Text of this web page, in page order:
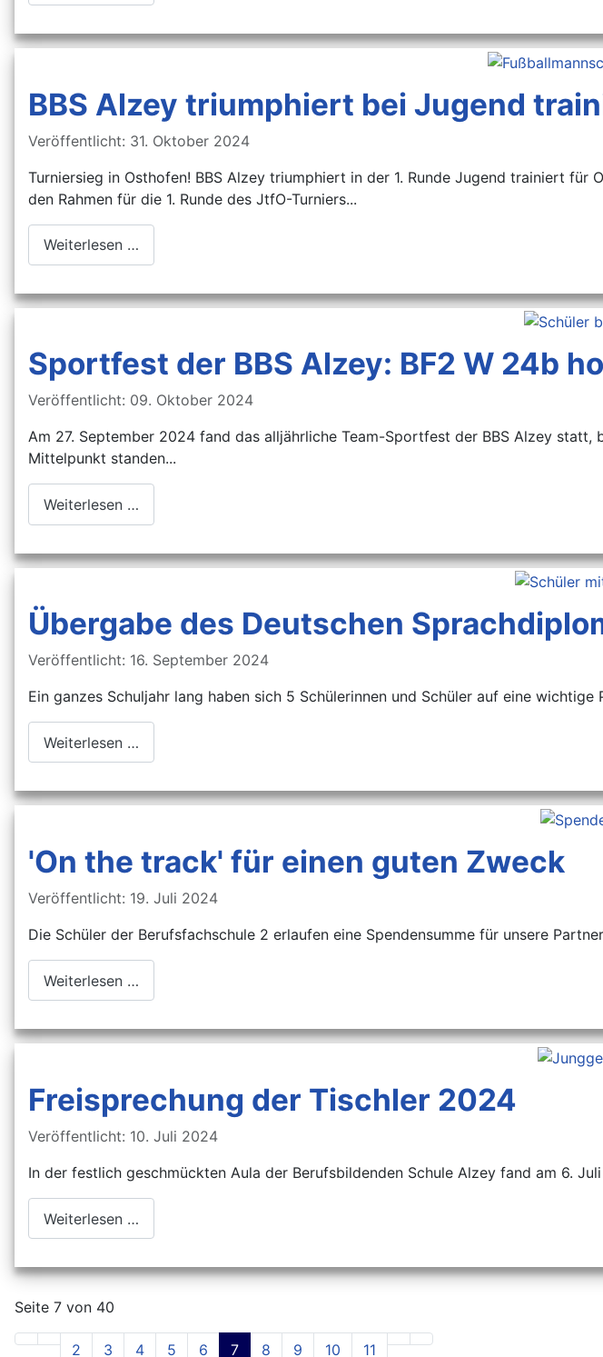
BBS Alzey triumphiert bei Jugend
Details
Veröffentlicht: 31. Oktober 2024
Turniersieg in Osthofen! BBS Alzey triumphiert in der 1. Runde Jugend trainiert
den Rahmen für die 1. Runde des JtfO-Turniers...
Weiterlesen …
Sportfest der BBS Alzey: BF2 W 24b
Details
Veröffentlicht: 09. Oktober 2024
Am 27. September 2024 fand das alljährliche Team-Sportfest der BBS Alzey
Mittelpunkt standen...
Weiterlesen …
Übergabe des Deutschen
Details
Veröffentlicht: 16. September 2024
Ein ganzes Schuljahr lang haben sich 5 Schülerinnen und Schüler auf eine
Weiterlesen …
'On the track' für einen guten Zweck
Details
Veröffentlicht: 19. Juli 2024
Die Schüler der Berufsfachschule 2 erlaufen eine Spendensumme für unsere
Weiterlesen …
Freisprechung der Tischler 2024
Details
Veröffentlicht: 10. Juli 2024
In der festlich geschmückten Aula der Berufsbildenden Schule Alzey fand am 6.
Weiterlesen …
Seite 7 von 40
2 3 4 5 6 7 8 9 10 11